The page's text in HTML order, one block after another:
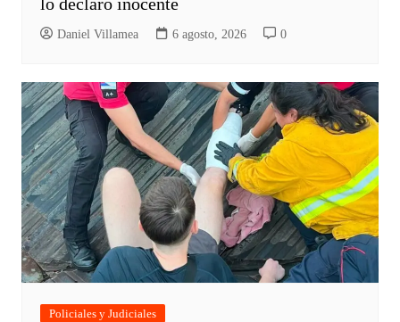
Daniel Villamea 6 agosto, 2026 0
Policiales y Judiciales